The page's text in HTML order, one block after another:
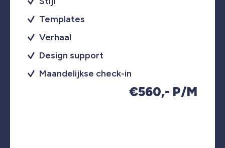
Templates
Verhaal
Design support
Maandelijkse check-in
€560,- P/M